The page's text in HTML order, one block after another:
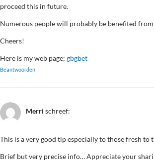
proceed this in future.
Numerous people will probably be benefited
Cheers!
Here is my web page; gbgbet
Beantwoorden
Merri schreef:
This is a very good tip especially to those fresh to
Brief but very precise info… Appreciate your